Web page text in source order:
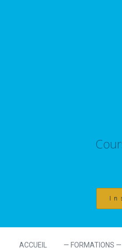
ACCUEIL — FORMATIONS —